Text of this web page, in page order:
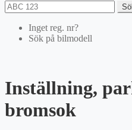
Inget reg. nr?
Sök på bilmodell
Inställning,
bromsok